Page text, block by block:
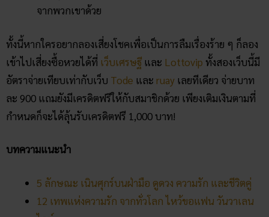
จากพวกเขาด้วย
ทั้งนี้หากใครอยากลองเสี่ยงโชคเพื่อเป็นการลืมเรื่องร้าย ๆ ก็ลอง
เข้าไปเสี่ยงซื้อหวยได้ที่ เว็บเศรษฐี และ Lottovip ทั้งสองเว็บนี้มี
อัตราจ่ายเทียบเท่ากับเว็บ Tode และ ruay เลยทีเดียว จ่ายบาท
ละ 900 แถมยังมีเครดิตฟรีให้กับสมาชิกด้วย เพียงเติมเงินตามที่
กำหนดก็จะได้ลุ้นรับเครดิตฟรี 1,000 บาท!
บทความแนะนำ
5 ลักษณะ เนินศุกร์บนฝ่ามือ ดูดวง ความรัก และชีวิตคู่
12 เทพแห่งความรัก จากทั่วโลก ไหว้ขอแฟน วันวาเลน